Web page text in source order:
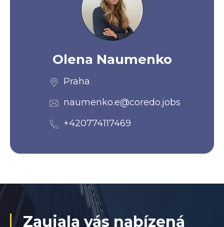
Olena Naumenko
Praha
naumenko.e@coredo.jobs
+420774117469
Zaujala vás nabízená